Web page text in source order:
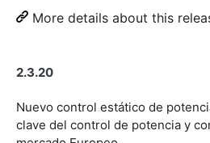
More details about this
2.3.20
Nuevo control estático de
clave del control de potencia y